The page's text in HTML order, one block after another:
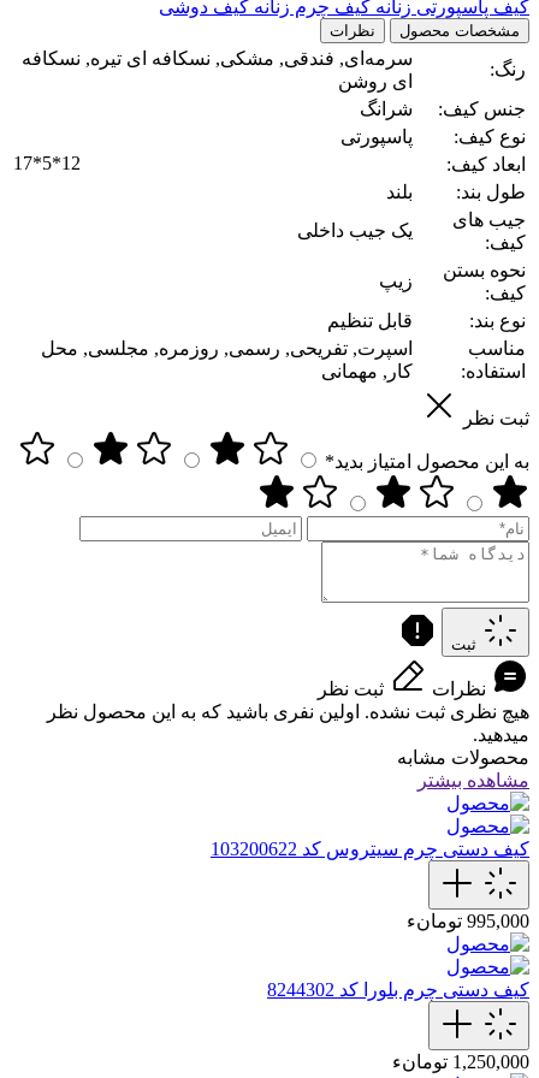
کیف پاسپورتی زنانه کیف چرم زنانه کیف دوشی
مشخصات محصول نظرات
رنگ:
سرمه‌ای, فندقی, مشکی, نسکافه ای تیره, نسکافه
ای روشن
جنس کیف:
شرانگ
نوع کیف:
پاسپورتی
ابعاد کیف:
17*5*12
طول بند:
بلند
جیب های
کیف:
یک جیب داخلی
نحوه بستن
کیف:
زیپ
نوع بند:
قابل تنظیم
مناسب
استفاده:
اسپرت, تفریحی, رسمی, روزمره, مجلسی, محل
کار, مهمانی
ثبت نظر
به این محصول امتیاز بدید*
ثبت
نظرات
ثبت نظر
هیچ نظری ثبت نشده. اولین نفری باشید که به این محصول نظر
میدهید.
محصولات مشابه
مشاهده بیشتر
کیف دستی چرم سیتروس کد 103200622
995,000 تومانء
کیف دستی چرم بلورا کد 8244302
1,250,000 تومانء